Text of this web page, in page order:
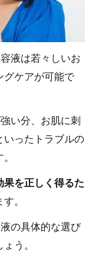
液は若々しいお
グケアが可能で
い分、お肌に刺
いったトラブルの
果を正しく得るた
。
の具体的な選び
う。